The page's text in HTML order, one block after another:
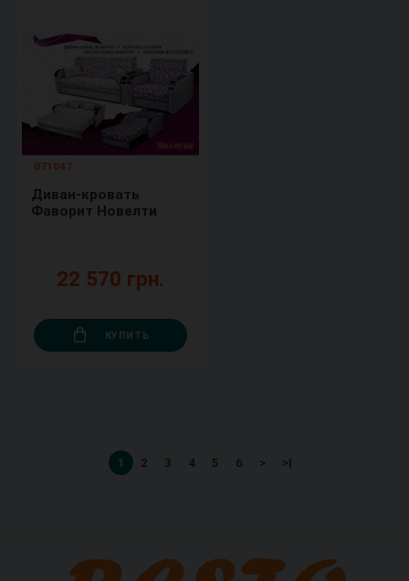
071047
Диван-кровать
Фаворит Новелти
22 570 грн.
КУПИТЬ
1 2 3 4 5 6 > >|